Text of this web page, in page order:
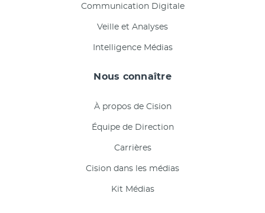
Communication Digitale
Veille et Analyses
Intelligence Médias
Nous connaître
À propos de Cision
Équipe de Direction
Carrières
Cision dans les médias
Kit Médias